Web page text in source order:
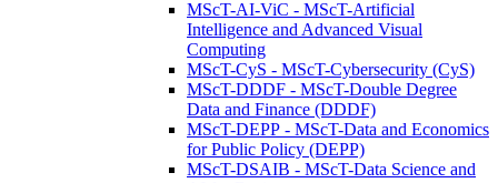
MScT-AI-ViC - MScT-Artificial
Intelligence and Advanced Visual
Computing
MScT-CyS - MScT-Cybersecurity (CyS)
MScT-DDDF - MScT-Double Degree
Data and Finance (DDDF)
MScT-DEPP - MScT-Data and Economics
for Public Policy (DEPP)
MScT-DSAIB - MScT-Data Science and